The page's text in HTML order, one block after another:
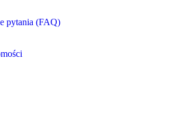
pytania (FAQ)